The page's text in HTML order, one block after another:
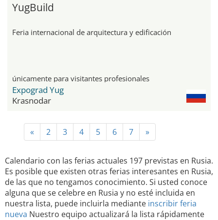
YugBuild
Feria internacional de arquitectura y edificación
únicamente para visitantes profesionales
Expograd Yug
Krasnodar
« 2 3 4 5 6 7 »
Calendario con las ferias actuales 197 previstas en Rusia.
Es posible que existen otras ferias interesantes en Rusia,
de las que no tengamos conocimiento. Si usted conoce
alguna que se celebre en Rusia y no esté incluida en
nuestra lista, puede incluirla mediante inscribir feria
nueva Nuestro equipo actualizará la lista rápidamente